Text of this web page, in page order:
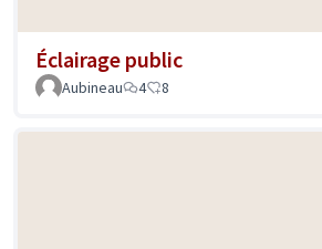
Éclairage public
Aubineau
4 8